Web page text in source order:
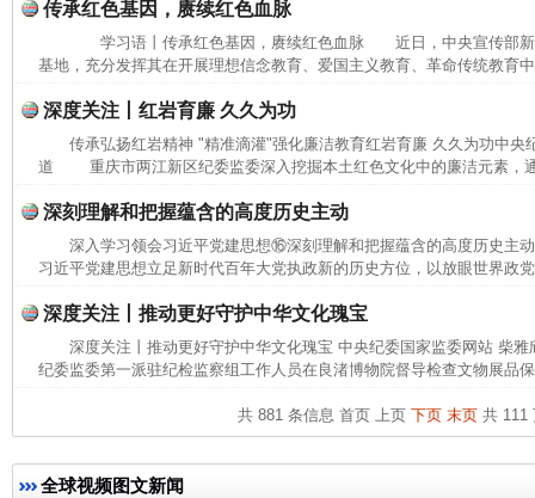
传承红色基因，赓续红色血脉
学习语丨传承红色基因，赓续红色血脉 近日，中央宣传部新
基地，充分发挥其在开展理想信念教育、爱国主义教育、革命传统教育
深度关注丨红岩育廉 久久为功
传承弘扬红岩精神 "精准滴灌"强化廉洁教育红岩育廉 久久为功中央
道 重庆市两江新区纪委监委深入挖掘本土红色文化中的廉洁元素，
深刻理解和把握蕴含的高度历史主动
深入学习领会习近平党建思想⑯深刻理解和把握蕴含的高度历史
习近平党建思想立足新时代百年大党执政新的历史方位，以放眼世界政
深度关注丨推动更好守护中华文化瑰宝
深度关注丨推动更好守护中华文化瑰宝 中央纪委国家监委网站 柴
纪委监委第一派驻纪检监察组工作人员在良渚博物院督导检查文物展品
共 881 条信息 首页 上页 下页 末页 共 111
全球视频图文新闻
完善运行机制助力责任有效落实 一纸欠